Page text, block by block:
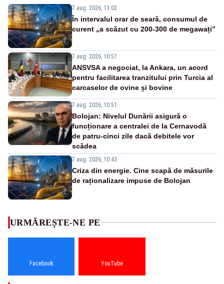
7 aug. 2026, 13:02
În intervalul orar de seară, consumul de
curent „a scăzut cu 200-300 de megawați”
7 aug. 2026, 10:57
ANSVSA a negociat, la Ankara, un acord
pentru facilitarea tranzitului prin Turcia al
carcaselor de ovine și bovine
7 aug. 2026, 10:51
Bolojan: Nivelul Dunării asigură o
funcționare a centralei de la Cernavodă
de patru-cinci zile dacă debitele vor
scădea
7 aug. 2026, 10:43
Criza din energie. Cine scapă de măsurile
de raționalizare impuse de Bolojan
URMĂREȘTE-NE PE
Facebook YouTube